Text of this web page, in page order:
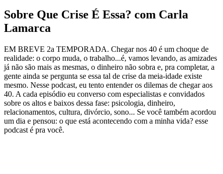
Sobre Que Crise É Essa? com Carla
Lamarca
EM BREVE 2a TEMPORADA. Chegar nos 40 é um choque de
realidade: o corpo muda, o trabalho...é, vamos levando, as amizades
já não são mais as mesmas, o dinheiro não sobra e, pra completar, a
gente ainda se pergunta se essa tal de crise da meia-idade existe
mesmo. Nesse podcast, eu tento entender os dilemas de chegar aos
40. A cada episódio eu converso com especialistas e convidados
sobre os altos e baixos dessa fase: psicologia, dinheiro,
relacionamentos, cultura, divórcio, sono... Se você também acordou
um dia e pensou: o que está acontecendo com a minha vida? esse
podcast é pra você.